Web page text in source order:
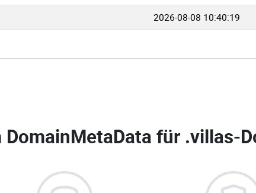
2026-08-08 10:40:19
DomainMetaData für .villas-